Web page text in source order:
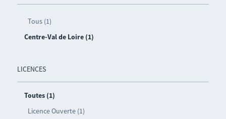
Tous (1)
Centre-Val de Loire (1)
LICENCES
Toutes (1)
Licence Ouverte (1)